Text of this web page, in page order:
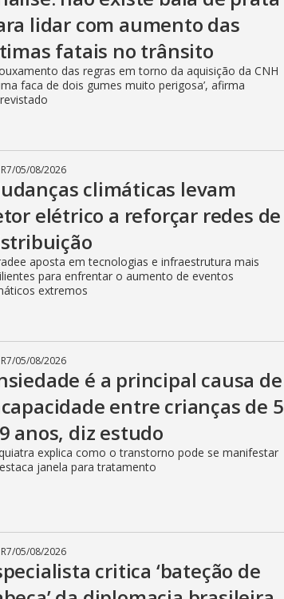
lidar com aumento das
fatais no trânsito
das regras em torno da aquisição da CNH
faca de dois gumes muito perigosa’, afirma
/05/08/2026
climáticas levam
elétrico a reforçar redes de
aposta em tecnologias e infraestrutura mais
para enfrentar o aumento de eventos
extremos
/05/08/2026
é a principal causa de
entre crianças de 5
anos, diz estudo
explica como o transtorno pode se manifestar
janela para tratamento
/05/08/2026
critica ‘bateção de